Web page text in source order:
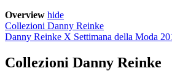
Overview hide
Collezioni Danny Reinke
Danny Reinke X Settimana della Moda
Collezioni Danny Reinke